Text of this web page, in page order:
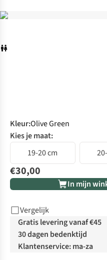
Kleur:Olive Green
Kies je maat:
19-20 cm
€30,00
In mijn
Vergelijk
Gratis levering vanaf €45
30 dagen bedenktijd
Klantenservice: ma-za